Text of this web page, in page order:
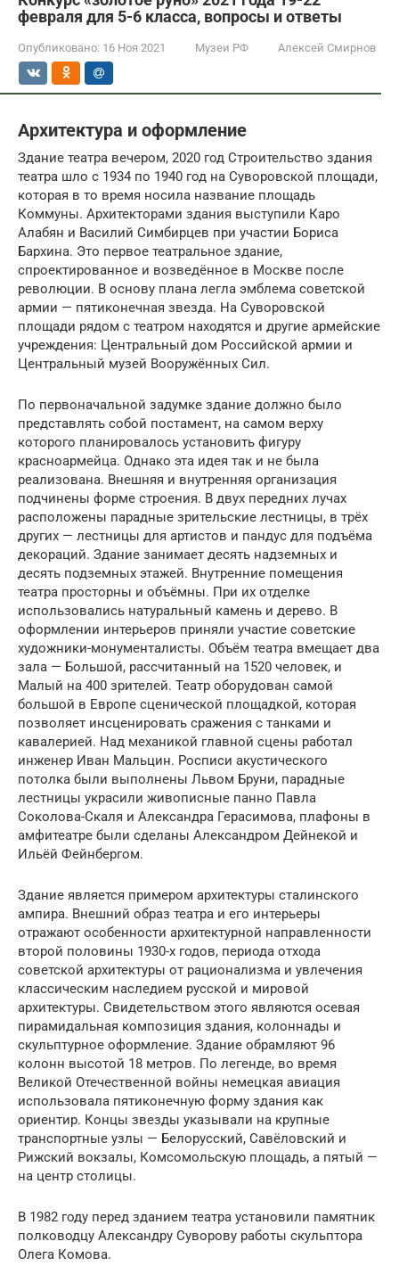
февраля для 5-6 класса, вопросы и ответы
Опубликовано: 16 Ноя 2021 Музеи РФ Алексей Смирнов
Архитектура и оформление
Здание театра вечером, 2020 год Строительство здания
театра шло с 1934 по 1940 год на Суворовской площади,
которая в то время носила название площадь
Коммуны. Архитекторами здания выступили Каро
Алабян и Василий Симбирцев при участии Бориса
Бархина. Это первое театральное здание,
спроектированное и возведённое в Москве после
революции. В основу плана легла эмблема советской
армии — пятиконечная звезда. На Суворовской
площади рядом с театром находятся и другие армейские
учреждения: Центральный дом Российской армии и
Центральный музей Вооружённых Сил.
По первоначальной задумке здание должно было
представлять собой постамент, на самом верху
которого планировалось установить фигуру
красноармейца. Однако эта идея так и не была
реализована. Внешняя и внутренняя организация
подчинены форме строения. В двух передних лучах
расположены парадные зрительские лестницы, в трёх
других — лестницы для артистов и пандус для подъёма
декораций. Здание занимает десять надземных и
десять подземных этажей. Внутренние помещения
театра просторны и объёмны. При их отделке
использовались натуральный камень и дерево. В
оформлении интерьеров приняли участие советские
художники-монументалисты. Объём театра вмещает два
зала — Большой, рассчитанный на 1520 человек, и
Малый на 400 зрителей. Театр оборудован самой
большой в Европе сценической площадкой, которая
позволяет инсценировать сражения с танками и
кавалерией. Над механикой главной сцены работал
инженер Иван Мальцин. Росписи акустического
потолка были выполнены Львом Бруни, парадные
лестницы украсили живописные панно Павла
Соколова-Скаля и Александра Герасимова, плафоны в
амфитеатре были сделаны Александром Дейнекой и
Ильёй Фейнбергом.
Здание является примером архитектуры сталинского
ампира. Внешний образ театра и его интерьеры
отражают особенности архитектурной направленности
второй половины 1930-х годов, периода отхода
советской архитектуры от рационализма и увлечения
классическим наследием русской и мировой
архитектуры. Свидетельством этого являются осевая
пирамидальная композиция здания, колоннады и
скульптурное оформление. Здание обрамляют 96
колонн высотой 18 метров. По легенде, во время
Великой Отечественной войны немецкая авиация
использовала пятиконечную форму здания как
ориентир. Концы звезды указывали на крупные
транспортные узлы — Белорусский, Савёловский и
Рижский вокзалы, Комсомольскую площадь, а пятый —
на центр столицы.
В 1982 году перед зданием театра установили памятник
полководцу Александру Суворову работы скульптора
Олега Комова.